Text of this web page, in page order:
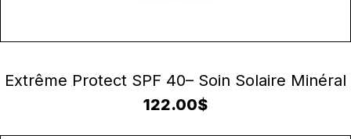
AJOUTER AU PANIER
Extrême Protect SPF 40– Soin Solaire Minéral
122.00$